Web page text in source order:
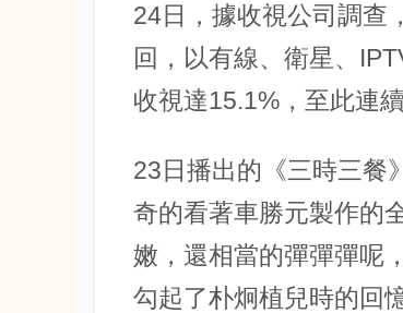
24日，據收視公司調查
回，以有線、衛星、
收視達15.1%，至此連
23日播出的《三時三餐
奇的看著車勝元製作的
嫩，還相當的彈彈彈呢
勾起了朴炯植兒時的回